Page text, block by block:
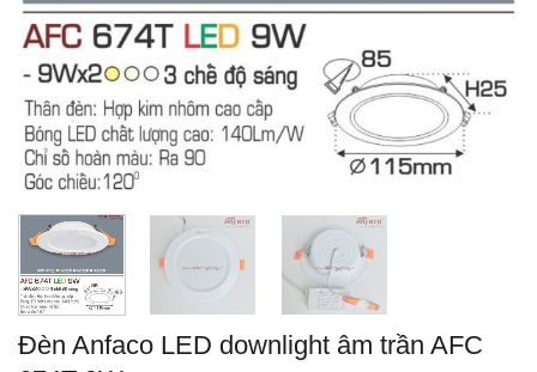
Đèn Anfaco LED downlight âm trần AFC